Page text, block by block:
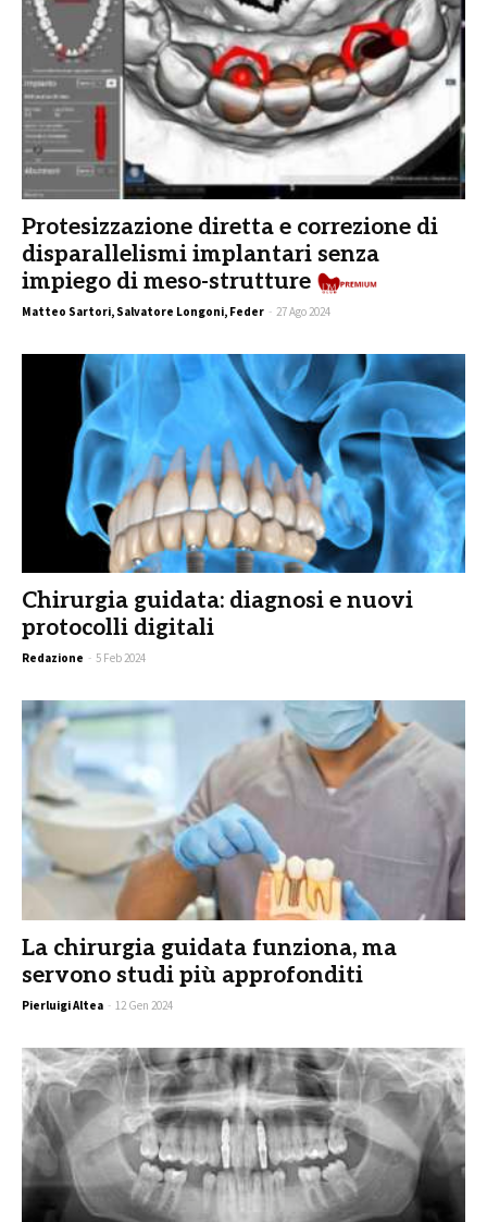
Protesizzazione diretta e correzione di
disparallelismi implantari senza
impiego di meso-strutture
Matteo Sartori, Salvatore Longoni, Feder - 27 Ago 2024
Chirurgia guidata: diagnosi e nuovi
protocolli digitali
Redazione - 5 Feb 2024
La chirurgia guidata funziona, ma
servono studi più approfonditi
Pierluigi Altea - 12 Gen 2024